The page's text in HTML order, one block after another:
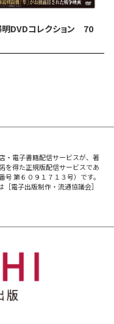
DVDコレクション 70
・電子書籍配信サービスが、著
を得た正規版配信サービスであ
第６０９１７１３号）です。
電子出版制作・流通協議会］